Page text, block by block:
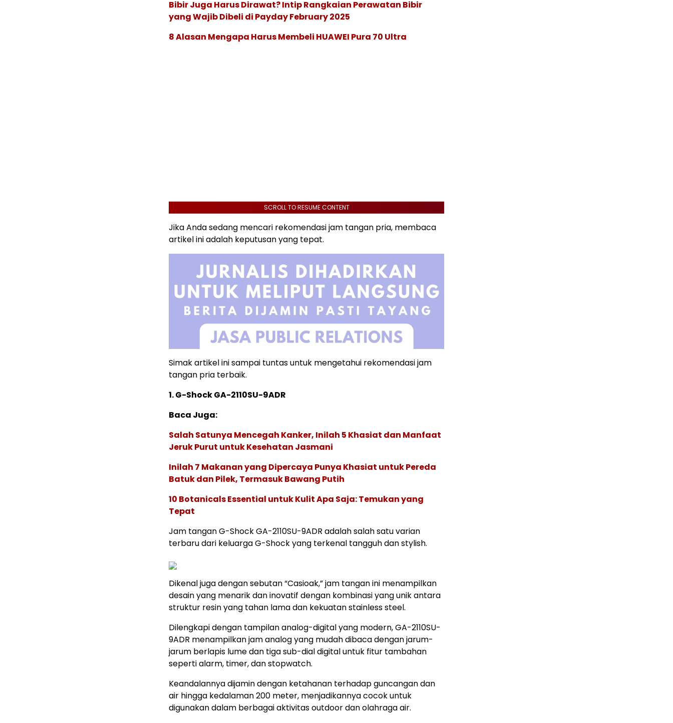
Bibir Juga Harus Dirawat? Intip Rangkaian Perawatan Bibir
yang Wajib Dibeli di Payday February 2025
8 Alasan Mengapa Harus Membeli HUAWEI Pura 70 Ultra
SCROLL TO RESUME CONTENT
Jika Anda sedang mencari rekomendasi jam tangan pria, membaca
artikel ini adalah keputusan yang tepat.
Simak artikel ini sampai tuntas untuk mengetahui rekomendasi jam
tangan pria terbaik.
1. G-Shock GA-2110SU-9ADR
Baca Juga:
Salah Satunya Mencegah Kanker, Inilah 5 Khasiat dan Manfaat
Jeruk Purut untuk Kesehatan Jasmani
Inilah 7 Makanan yang Dipercaya Punya Khasiat untuk Pereda
Batuk dan Pilek, Termasuk Bawang Putih
10 Botanicals Essential untuk Kulit Apa Saja: Temukan yang
Tepat
Jam tangan G-Shock GA-2110SU-9ADR adalah salah satu varian
terbaru dari keluarga G-Shock yang terkenal tangguh dan stylish.
Dikenal juga dengan sebutan “Casioak,” jam tangan ini menampilkan
desain yang menarik dan inovatif dengan kombinasi yang unik antara
struktur resin yang tahan lama dan kekuatan stainless steel.
Dilengkapi dengan tampilan analog-digital yang modern, GA-2110SU-
9ADR menampilkan jam analog yang mudah dibaca dengan jarum-
jarum berlapis lume dan tiga sub-dial digital untuk fitur tambahan
seperti alarm, timer, dan stopwatch.
Keandalannya dijamin dengan ketahanan terhadap guncangan dan
air hingga kedalaman 200 meter, menjadikannya cocok untuk
digunakan dalam berbagai aktivitas outdoor dan olahraga air.